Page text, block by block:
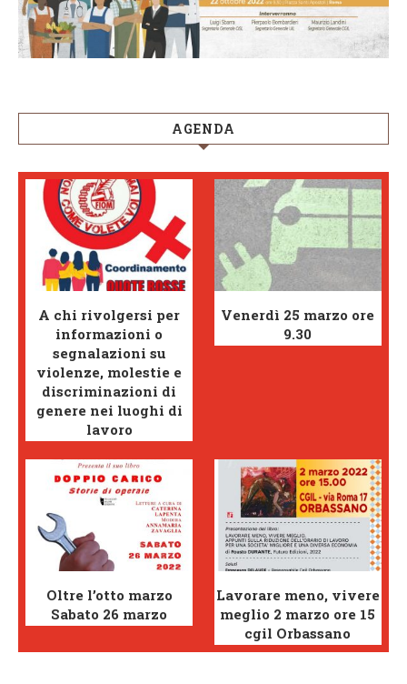
AGENDA
A chi rivolgersi per
informazioni o
segnalazioni su
violenze, molestie e
discriminazioni di
genere nei luoghi di
lavoro
Venerdì 25 marzo ore
9.30
Oltre l’otto marzo
Sabato 26 marzo
Lavorare meno, vivere
meglio 2 marzo ore 15
cgil Orbassano